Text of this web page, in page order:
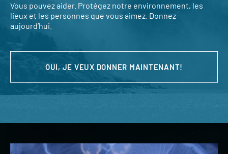
Vous pouvez aider. Protégez notre environnement, les
lieux et les personnes que vous aimez. Donnez
aujourd’hui.
OUI, JE VEUX DONNER MAINTENANT!